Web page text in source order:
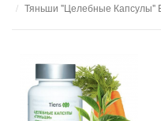
Тяньши "Целебные Капсулы"